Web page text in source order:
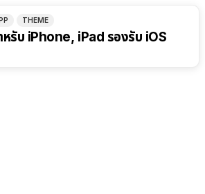
THEME
รับ iPhone, iPad รองรับ iOS